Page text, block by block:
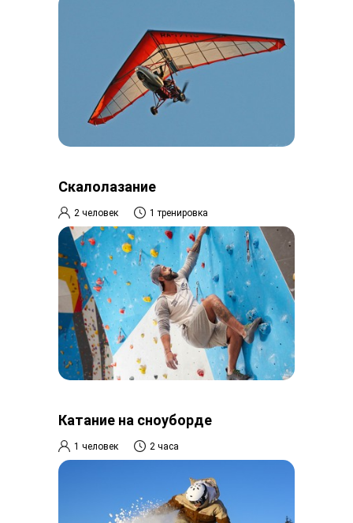
Скалолазание
2 человек 1 тренировка
Катание на сноуборде
1 человек 2 часа